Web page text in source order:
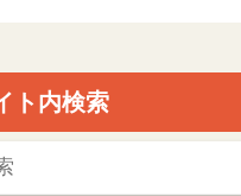
ト内検索